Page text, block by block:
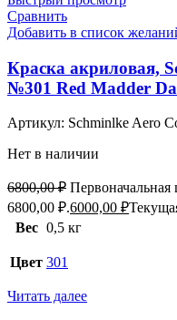
Сравнить
Добавить в список
Краска акриловая,
№301 Red Madder
Артикул: Schminlke Aero
Нет в наличии
6800,00₽ Первоначальная
6800,00 ₽.6000,00 ₽
Вес 0,5 кг
Цвет 301
Читать далее